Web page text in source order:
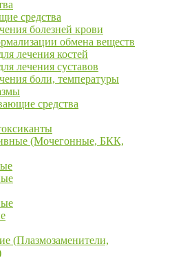
средства
болезней крови
обмена веществ
лечения костей
лечения суставов
боли, температуры
средства
(Мочегонные, БКК,
(Плазмозаменители,